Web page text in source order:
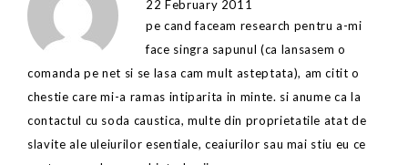
22 February 2011
pe cand faceam research pentru a-mi
face singra sapunul (ca lansasem o
comanda pe net si se lasa cam mult asteptata), am citit o
chestie care mi-a ramas intiparita in minte. si anume ca la
contactul cu soda caustica, multe din proprietatile atat de
slavite ale uleiurilor esentiale, ceaiurilor sau mai stiu eu ce